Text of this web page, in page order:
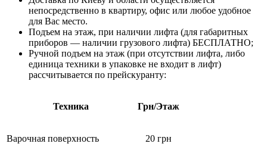
непосредственно в квартиру, офис или любое удобное
для Вас место.
Подъем на этаж, при наличии лифта (для габаритных
приборов — наличии грузового лифта) БЕСПЛАТНО;
Ручной подъем на этаж (при отсутствии лифта, либо
единица техники в упаковке не входит в лифт)
рассчитывается по прейскуранту:
Техника Грн/Этаж
Варочная поверхность 20 грн